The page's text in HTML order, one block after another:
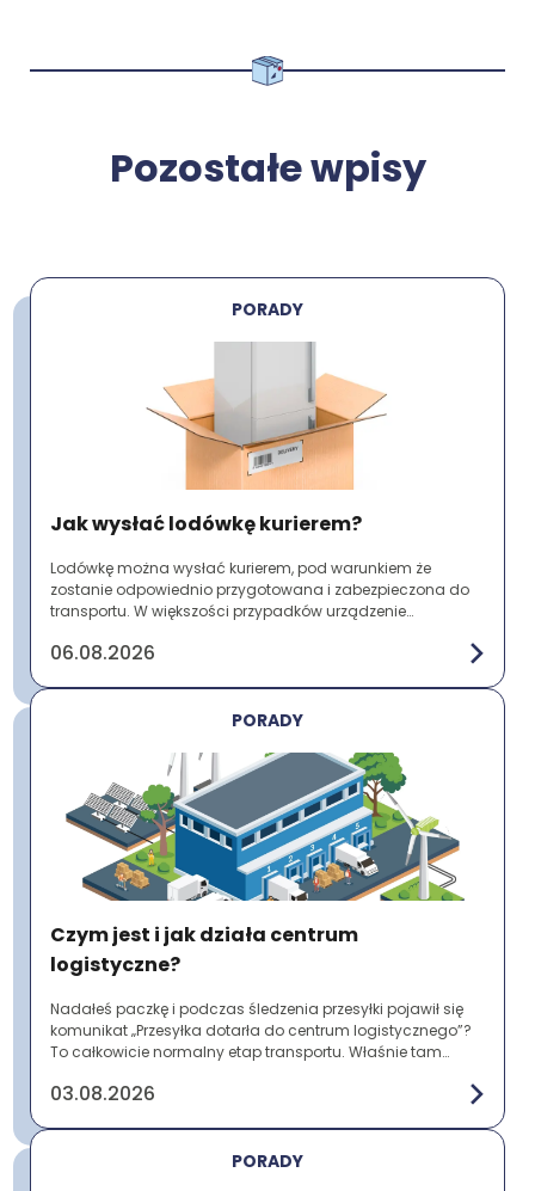
Pozostałe wpisy
PORADY
Jak wysłać lodówkę kurierem?
Lodówkę można wysłać kurierem, pod warunkiem że
zostanie odpowiednio przygotowana i zabezpieczona do
transportu. W większości przypadków urządzenie
06.08.2026
PORADY
Czym jest i jak działa centrum
logistyczne?
Nadałeś paczkę i podczas śledzenia przesyłki pojawił się
komunikat „Przesyłka dotarła do centrum logistycznego”?
To całkowicie normalny etap transportu. Właśnie tam
03.08.2026
PORADY